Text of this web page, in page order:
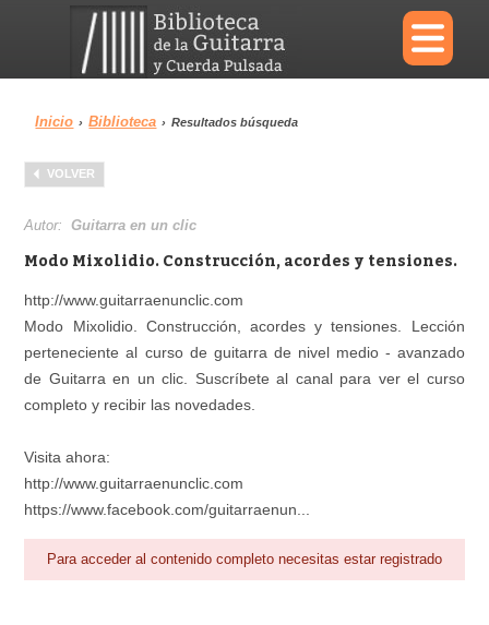
×
Menu
Biblioteca
Área personal Reproductor
Inicio › Biblioteca › Resultados búsqueda
VOLVER
Autor:Guitarra en un clic
Modo Mixolidio. Construcción, acordes y tensiones.
http://www.guitarraenunclic.com
Modo Mixolidio. Construcción, acordes y tensiones. Lección
perteneciente al curso de guitarra de nivel medio - avanzado
de Guitarra en un clic. Suscríbete al canal para ver el curso
completo y recibir las novedades.
Visita ahora:
http://www.guitarraenunclic.com
https://www.facebook.com/guitarraenun...
Para acceder al contenido completo necesitas estar registrado